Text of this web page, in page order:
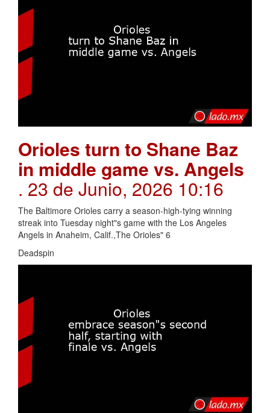
Orioles turn to Shane Baz
in middle game vs. Angels
. 23 de Junio, 2026 10:16
The Baltimore Orioles carry a season-high-tying winning
streak into Tuesday night"s game with the Los Angeles
Angels in Anaheim, Calif.,The Orioles" 6
Deadspin